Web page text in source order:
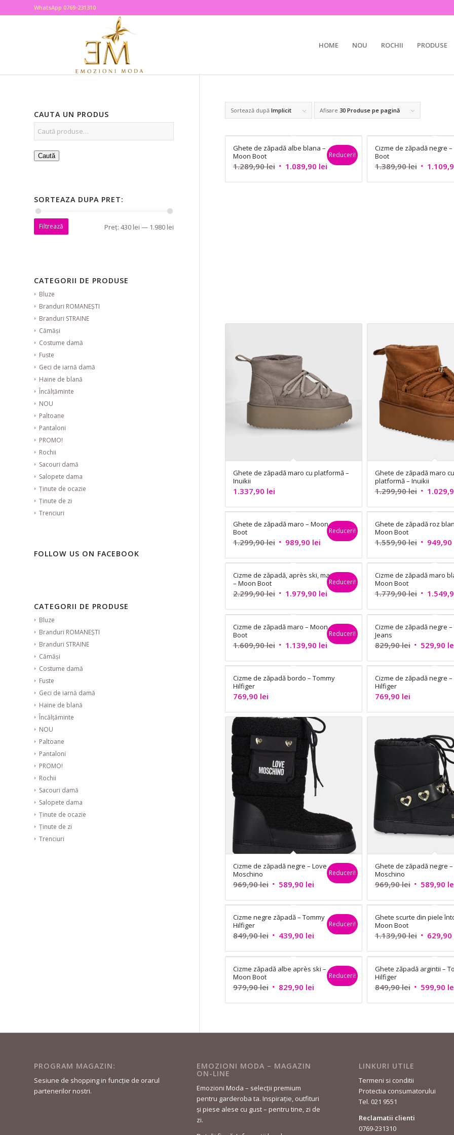
WhatsApp 0769-231310
HOME NOU ROCHII PRODUSE
Sortează după Implicit Afisare 30 Produse pe pagină
Ghete de zăpadă albe blana –
Moon Boot
1.289,90lei Prețul
1.089,90 leiPrețul
Reduceri!
Cizme de zăpadă negre
Boot
1.389,90lei Prețul
Ghete de zăpadă maro cu platformă –
Inuikii
1.337,90 lei
Ghete de zăpadă maro cu
platformă – Inuikii
1.299,90lei Prețul
a
fost:
1.299,90
Ghete de zăpadă maro – Moon
Boot
1.299,90lei Prețul
a
fost:
1.299,90 lei.
989,90 leiPrețul
este:
989,90 lei.
Reduceri!
Ghete de zăpadă roz
Moon Boot
1.559,90lei Prețul
a
fost:
1.559,90
949,90
Cizme de zăpadă, après ski, maro
– Moon Boot
2.299,90lei Prețul
a
fost:
2.299,90 lei.
1.979,90 leiPrețul
este:
1.979,90 lei.
Reduceri!
Cizme de zăpadă maro
Moon Boot
1.779,90lei Prețul
a
fost:
1.779,90
Cizme de zăpadă maro – Moon
Boot
1.609,90lei Prețul
a
fost:
1.139,90 leiPrețul
este:
1.139,90 lei.
Reduceri!
Cizme de zăpadă negre –
Jeans
829,90lei Prețul
a
fost:
529,90
Cizme de zăpadă bordo – Tommy
Hilfiger
769,90 lei
Cizme de zăpadă negre –
Hilfiger
769,90 lei
Cizme de zăpadă negre – Love
Moschino
969,90lei Prețul
a
fost:
969,90 lei.
589,90 leiPrețul
este:
589,90 lei.
Reduceri!
Ghete de zăpadă negre –
Moschino
969,90lei Prețul
a
fost:
969,90 lei.
589,90
Cizme negre zăpadă – Tommy
Hilfiger
849,90lei Prețul
a
fost:
849,90 lei.
439,90 leiPrețul
este:
439,90 lei.
Reduceri!
Ghete scurte din piele
Moon Boot
1.139,90lei Prețul
a
fost:
1.139,90
629,90
Cizme zăpadă albe après ski –
Moon Boot
979,90lei Prețul
979,90 lei.
829,90 leiPrețul
Reduceri!
Ghete zăpadă argintii –
Hilfiger
849,90lei Prețul
849,90 lei.
599,90
CAUTA UN PRODUS
Caută
SORTEAZA DUPA PRET:
Filtrează Preț: 430 lei — 1.980 lei
CATEGORII DE PRODUSE
Bluze
Branduri ROMANEȘTI
Branduri STRAINE
Cămăși
Costume damă
Fuste
Geci de iarnă damă
Haine de blană
Încălțăminte
NOU
Paltoane
Pantaloni
PROMO!
Rochii
Sacouri damă
Salopete dama
Ținute de ocazie
Ținute de zi
Trenciuri
FOLLOW US ON FACEBOOK
CATEGORII DE PRODUSE
Bluze
Branduri ROMANEȘTI
Branduri STRAINE
Cămăși
Costume damă
Fuste
Geci de iarnă damă
Haine de blană
Încălțăminte
NOU
Paltoane
Pantaloni
PROMO!
Rochii
Sacouri damă
Salopete dama
Ținute de ocazie
Ținute de zi
Trenciuri
PROGRAM MAGAZIN:
Sesiune de shopping in funcție de orarul
partenerilor nostri.
EMOZIONI MODA – MAGAZIN
ON-LINE
Emozioni Moda – selecții premium
pentru garderoba ta. Inspirație, outfituri
și piese alese cu gust – pentru tine, zi de
zi.
LINKURI UTILE
Termeni si conditii
Protectia consumatorului
Tel. 021 9551
Reclamatii clienti
0769-231310